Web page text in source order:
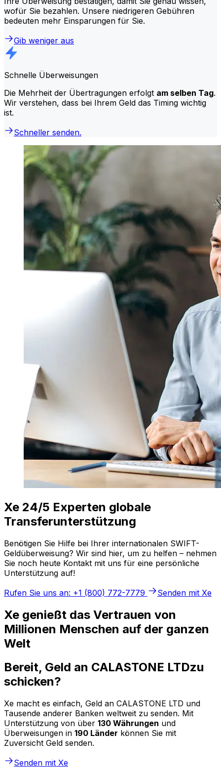
wofür Sie bezahlen. Unsere niedrigeren Gebühren
bedeuten mehr Einsparungen für Sie.
Gib weniger aus
Schnelle Überweisungen
Die Mehrheit der Übertragungen erfolgt am selben Tag.
Wir verstehen, dass bei Ihrem Geld das Timing wichtig
ist.
Schneller senden.
Xe 24/5 Experten globale
Transferunterstützung
Benötigen Sie Hilfe bei Ihrer internationalen SWIFT-
Geldüberweisung? Wir sind hier, um zu helfen – nehmen
Sie noch heute Kontakt mit uns für eine persönliche
Unterstützung auf!
Rufen Sie uns an: +1 (800) 772-7779
Senden mit Xe
Xe genießt das Vertrauen von
Millionen Menschen auf der ganzen
Welt
Bereit, Geld an CALASTONE LTDzu
schicken?
Xe macht es einfach, Geld an CALASTONE LTD und
Tausende anderer Banken weltweit zu senden. Mit
Unterstützung von über 130 Währungen und
Überweisungen in 190 Länder können Sie mit
Zuversicht Geld senden.
Senden mit Xe